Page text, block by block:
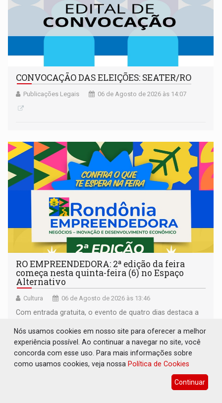
CONVOCAÇÃO DAS ELEIÇÕES: SEATER/RO
Publicações Legais 06 de Agosto de 2026 às 14:07
RO EMPREENDEDORA: 2ª edição da feira
começa nesta quinta-feira (6) no Espaço
Alternativo
Cultura 06 de Agosto de 2026 às 13:46
Com entrada gratuita, o evento de quatro dias destaca a
promove a feira de adoção responsável de animais
Nós usamos cookies em nosso site para oferecer a melhor
experiência possível. Ao continuar a navegar no site, você
concorda com esse uso. Para mais informações sobre
como usamos cookies, veja nossa Política de Cookies
Continuar